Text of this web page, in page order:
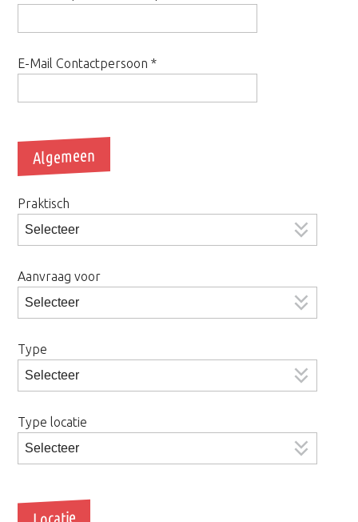
E-Mail Contactpersoon*
Algemeen
Praktisch
Aanvraag voor
Type
Type locatie